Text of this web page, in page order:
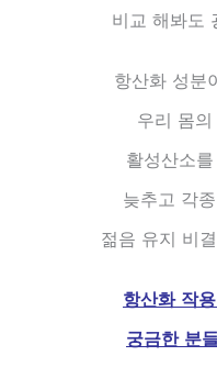
비교 해봐도
항산화 성분
우리 몸
활성산소
늦추고 각
젊음 유지 비
항산화 작
궁금한 분